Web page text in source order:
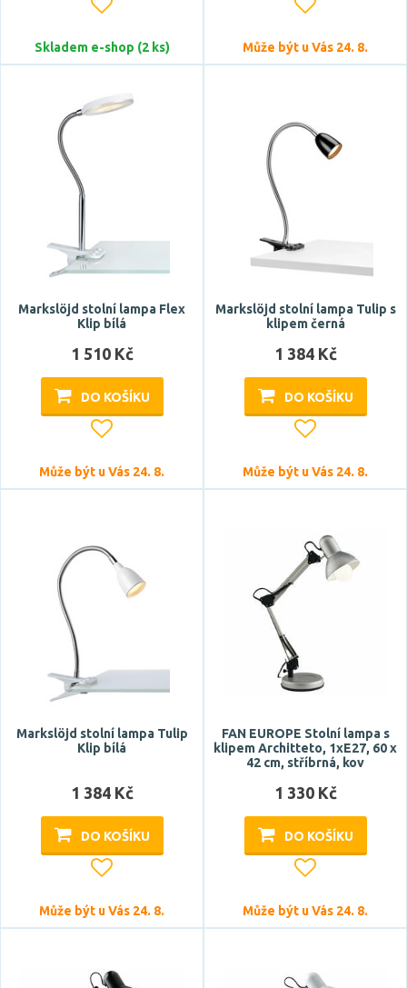
Barva světla
oranžová
studená bílá
studená denní bílá
teplá bílá
Teplota barvy
Světelný tok celkový
Stmívatelné
110 °
120 °
Patice
Skladem e-shop (2 ks) Může být u Vás 24. 8.
Markslöjd stolní lampa Flex
Klip bílá
1 510 Kč
DO KOŠÍKU
Může být u Vás 24. 8.
Markslöjd stolní lampa Tulip s
klipem černá
1 384 Kč
DO KOŠÍKU
Může být u Vás 24. 8.
Markslöjd stolní lampa Tulip
Klip bílá
1 384 Kč
DO KOŠÍKU
Může být u Vás 24. 8.
FAN EUROPE Stolní lampa s
klipem Architteto, 1xE27, 60 x
42 cm, stříbrná, kov
1 330 Kč
DO KOŠÍKU
Může být u Vás 24. 8.